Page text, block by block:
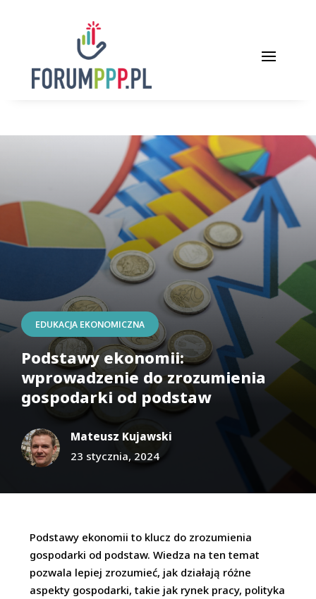
EDUKACJA EKONOMICZNA
Podstawy ekonomii:
wprowadzenie do zrozumienia
gospodarki od podstaw
Mateusz Kujawski
23 stycznia, 2024
Podstawy ekonomii to klucz do zrozumienia
gospodarki od podstaw. Wiedza na ten temat
pozwala lepiej zrozumieć, jak działają różne
aspekty gospodarki, takie jak rynek pracy, polityka